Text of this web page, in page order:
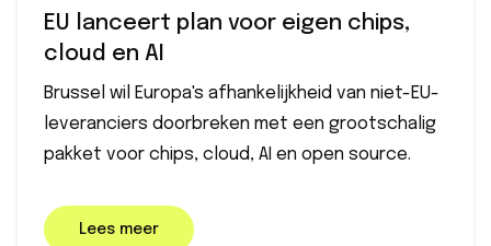
EU lanceert plan voor eigen chips,
cloud en AI
Brussel wil Europa's afhankelijkheid van niet-EU-
leveranciers doorbreken met een grootschalig
pakket voor chips, cloud, AI en open source.
Lees meer